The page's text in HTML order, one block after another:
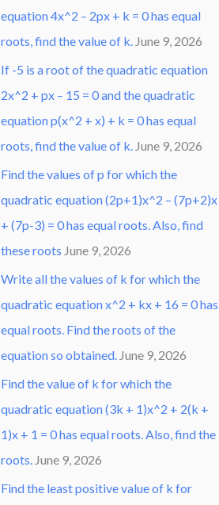
equation 4x^2 – 2px + k = 0 has equal
roots, find the value of k. June 9, 2026
If -5 is a root of the quadratic equation
2x^2 + px – 15 = 0 and the quadratic
equation p(x^2 + x) + k = 0 has equal
roots, find the value of k. June 9, 2026
Find the values of p for which the
quadratic equation (2p+1)x^2 – (7p+2)x
+ (7p-3) = 0 has equal roots. Also, find
these roots June 9, 2026
Write all the values of k for which the
quadratic equation x^2 + kx + 16 = 0 has
equal roots. Find the roots of the
equation so obtained. June 9, 2026
Find the value of k for which the
quadratic equation (3k + 1)x^2 + 2(k +
1)x + 1 = 0 has equal roots. Also, find the
roots. June 9, 2026
Find the least positive value of k for